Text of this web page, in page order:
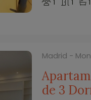
1 1 1
Madrid -
de 3